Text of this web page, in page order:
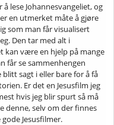
å lese Johannesvangeliet, og
en utmerket måte å gjøre
som man får visualisert
Den tar med alt i
kan være en hjelp på mange
får se sammenhengen
sagt i eller bare for å få
Er det en Jesusfilm jeg
hvis jeg blir spurt så må
denne, selv om der finnes
Jesusfilmer.